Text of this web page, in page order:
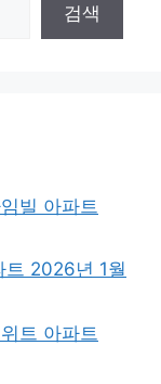
검색
빌 아파트
트 2026년 1월
트 아파트